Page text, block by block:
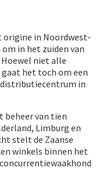
in Noordwest-
in het zuiden van
niet alle
het toch om een
in
beheer van tien
Limburg en
stelt de Zaanse
winkels binnen het